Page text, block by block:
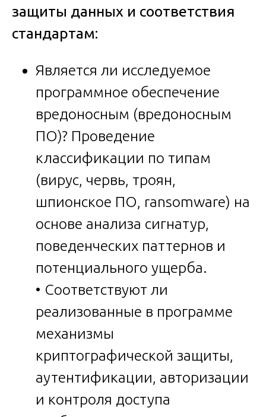
защиты данных и соответствия
стандартам:
Является ли исследуемое
программное обеспечение
вредоносным (вредоносным
ПО)? Проведение
классификации по типам
(вирус, червь, троян,
шпионское ПО, ransomware) на
основе анализа сигнатур,
поведенческих паттернов и
потенциального ущерба.
• Соответствуют ли
реализованные в программе
механизмы
криптографической защиты,
аутентификации, авторизации
и контроля доступа